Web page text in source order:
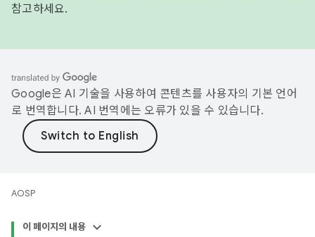
참고하세요.
Google은 AI 기술을 사용하여 콘텐츠를 사용자의 기본 언어
로 번역합니다. AI 번역에는 오류가 있을 수 있습니다.
AOSP
이 페이지의 내용